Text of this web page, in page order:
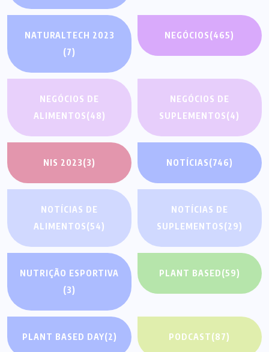
NATURALTECH 2023
(7)
NEGÓCIOS(465)
NEGÓCIOS DE
ALIMENTOS(48)
NEGÓCIOS DE
SUPLEMENTOS(4)
NIS 2023(3) NOTÍCIAS(746)
NOTÍCIAS DE
ALIMENTOS(54)
NOTÍCIAS DE
SUPLEMENTOS(29)
NUTRIÇÃO ESPORTIVA
(3)
PLANT BASED(59)
PLANT BASED DAY(2) PODCAST(87)